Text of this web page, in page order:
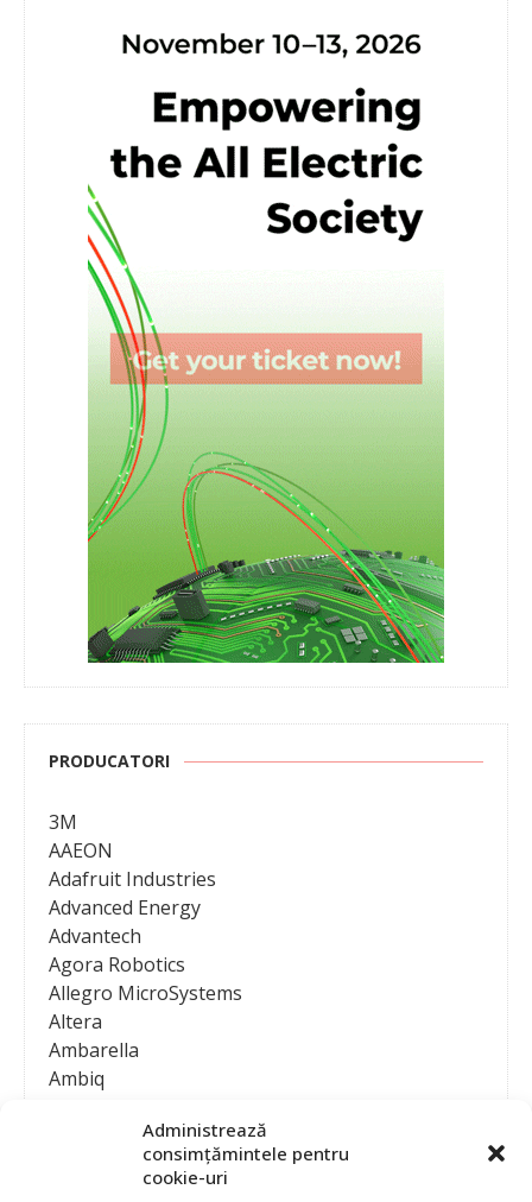
Administrează
consimțămintele pentru
cookie-uri
PRODUCATORI
3M
AAEON
Adafruit Industries
Advanced Energy
Advantech
Agora Robotics
Allegro MicroSystems
Altera
Ambarella
Ambiq
Analog Devices
Anritsu Corporation